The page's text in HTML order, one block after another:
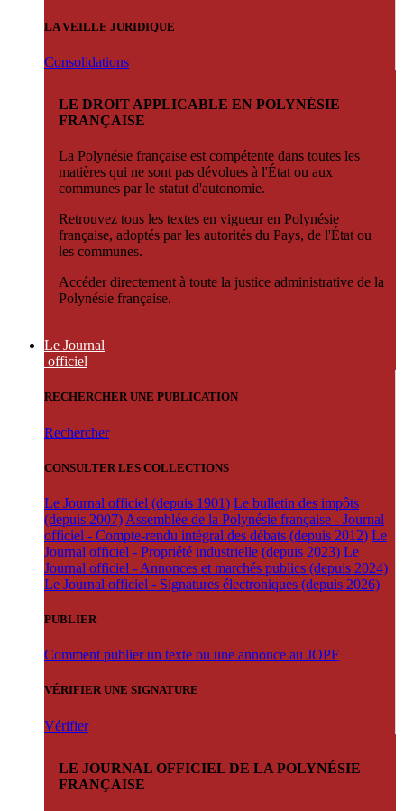
LA VEILLE JURIDIQUE
Consolidations
LE DROIT APPLICABLE EN POLYNÉSIE
FRANÇAISE
La Polynésie française est compétente dans toutes les
matières qui ne sont pas dévolues à l'État ou aux
communes par le statut d'autonomie.
Retrouvez tous les textes en vigueur en Polynésie
française, adoptés par les autorités du Pays, de l'État ou
les communes.
Accéder directement à toute la justice administrative de la
Polynésie française.
Le Journal
officiel
RECHERCHER UNE PUBLICATION
Rechercher
CONSULTER LES COLLECTIONS
Le Journal officiel (depuis 1901) Le bulletin des impôts
(depuis 2007) Assemblée de la Polynésie française - Journal
officiel - Compte-rendu intégral des débats (depuis 2012) Le
Journal officiel - Propriété industrielle (depuis 2023) Le
Journal officiel - Annonces et marchés publics (depuis 2024)
Le Journal officiel - Signatures électroniques (depuis 2026)
PUBLIER
Comment publier un texte ou une annonce au JOPF
VÉRIFIER UNE SIGNATURE
Vérifier
LE JOURNAL OFFICIEL DE LA POLYNÉSIE
FRANÇAISE